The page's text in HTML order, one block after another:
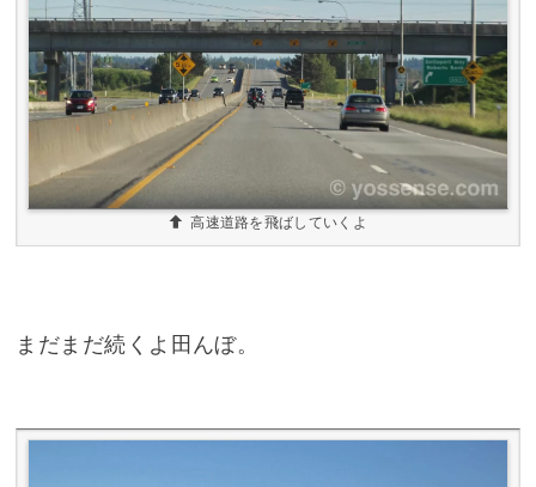
高速道路を飛ばしていくよ
まだまだ続くよ田んぼ。